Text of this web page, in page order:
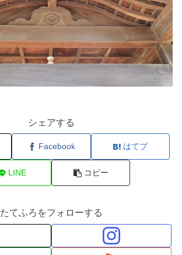
シェアする
Facebook はてブ
LINE コピー
たてふろをフォローする